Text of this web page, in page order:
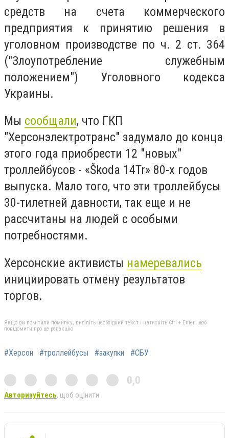
средств на счета коммерческого
предприятия к принятию решения в
уголовном производстве по ч. 2 ст. 364
("Злоупотребление служебным
положением") Уголовного кодекса
Украины.
Мы сообщали, что ГКП
"Херсонэлектротранс" задумало до конца
этого года приобрести 12 "новых"
троллейбусов - «Škoda 14Tr» 80-х годов
выпуска. Мало того, что эти троллейбусы
30-тилетней давности, так еще и не
рассчитаны на людей с особыми
потребностями.
Херсонские активисты намеревались
инициировать отмену результатов
торгов.
Якщо ви помітили помилку, виділіть необхідний текст і натисніть Ctrl + Enter, щоб
повідомити про це редакцію
#Херсон #троллейбусы #закупки #СБУ
0,0
Авторизуйтесь, щоб оцінити